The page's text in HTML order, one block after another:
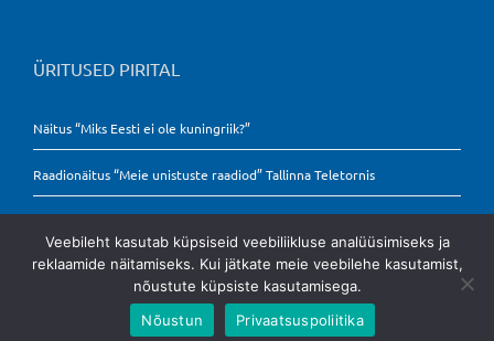
ÜRITUSED PIRITAL
Näitus “Miks Eesti ei ole kuningriik?”
Raadionäitus “Meie unistuste raadiod” Tallinna Teletornis
Copyright2026 Pirita.ee | Kõik õigused kaitstud
Veebileht kasutab küpsiseid veebiliikluse analüüsimiseks ja
reklaamide näitamiseks. Kui jätkate meie veebilehe kasutamist,
nõustute küpsiste kasutamisega.
Nõustun
Privaatsuspoliitika